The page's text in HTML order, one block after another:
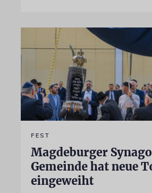
FEST
Magdeburger
Gemeinde hat neue
eingeweiht